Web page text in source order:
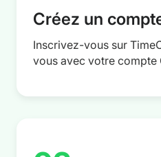
Créez un
Inscrivez-vous sur
vous avec votre compte